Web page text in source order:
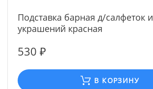
Подставка барная д/салфеток и
украшений красная
530 ₽
В КОРЗИНУ